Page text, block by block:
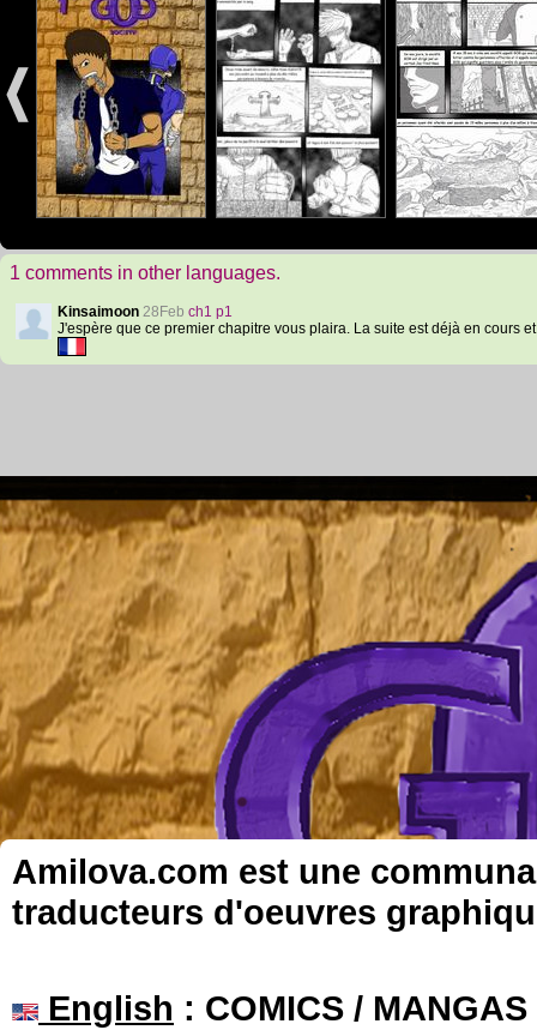
1 comments in other languages.
Kinsaimoon 28Feb ch1 p1
J'espère que ce premier chapitre vous plaira. La suite est déjà en cours
Amilova.com est une
traducteurs d'oeuvres
English : COMICS /